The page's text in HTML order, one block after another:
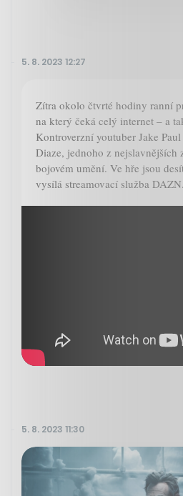
5. 8. 2023 12:27
Zítra okolo čtvrté hodiny ranní
na který čeká celý internet – a
Kontroverzní youtuber Jake
Diaze, jednoho z nejslavnějších
bojovém umění. Ve hře jsou
vysílá streamovací služba DAZN.
5. 8. 2023 11:30